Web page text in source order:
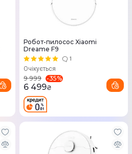
Робот-пилосос Xiaomi
Dreame F9
1
Очікується
9 999 -35%
6 499₴